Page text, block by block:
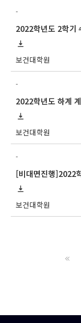
-
보건대학원
-
2022학년도 하계
보건대학원
-
보건대학원